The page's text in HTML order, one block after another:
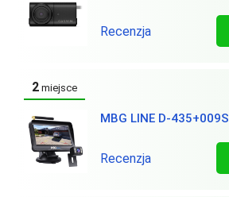
Recenzja
2 miejsce
MBG LINE D-435+009S
Recenzja